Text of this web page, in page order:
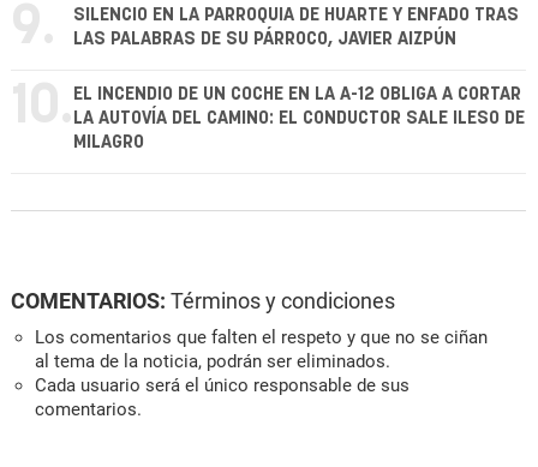
9.
SILENCIO EN LA PARROQUIA DE HUARTE Y ENFADO TRAS
LAS PALABRAS DE SU PÁRROCO, JAVIER AIZPÚN
10. EL INCENDIO DE UN COCHE EN LA A-12 OBLIGA A CORTAR
LA AUTOVÍA DEL CAMINO: EL CONDUCTOR SALE ILESO DE
MILAGRO
COMENTARIOS: Términos y condiciones
Los comentarios que falten el respeto y que no se ciñan
al tema de la noticia, podrán ser eliminados.
Cada usuario será el único responsable de sus
comentarios.